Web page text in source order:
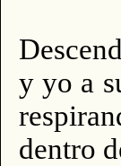
y yo a
dentro